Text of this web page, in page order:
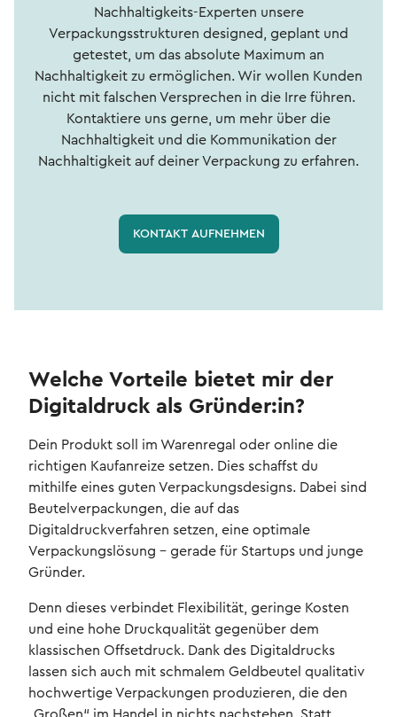
Nachhaltigkeits-Experten unsere
Verpackungsstrukturen designed, geplant und
getestet, um das absolute Maximum an
Nachhaltigkeit zu ermöglichen. Wir wollen Kunden
nicht mit falschen Versprechen in die Irre führen.
Kontaktiere uns gerne, um mehr über die
Nachhaltigkeit und die Kommunikation der
Nachhaltigkeit auf deiner Verpackung zu erfahren.
KONTAKT AUFNEHMEN
Welche Vorteile bietet mir der
Digitaldruck als Gründer:in?
Dein Produkt soll im Warenregal oder online die
richtigen Kaufanreize setzen. Dies schaffst du
mithilfe eines guten Verpackungsdesigns. Dabei sind
Beutelverpackungen, die auf das
Digitaldruckverfahren setzen, eine optimale
Verpackungslösung – gerade für Startups und junge
Gründer.
Denn dieses verbindet Flexibilität, geringe Kosten
und eine hohe Druckqualität gegenüber dem
klassischen Offsetdruck. Dank des Digitaldrucks
lassen sich auch mit schmalem Geldbeutel qualitativ
hochwertige Verpackungen produzieren, die den